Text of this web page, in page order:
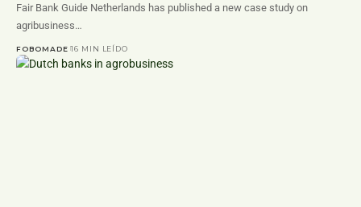
Fair Bank Guide Netherlands has published a new case study on
agribusiness…
FOBOMADE 16 MIN LEÍDO